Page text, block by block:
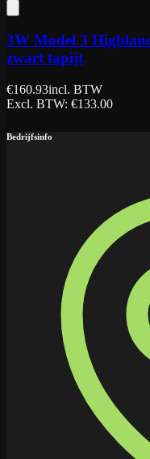
3W Model 3
zwart tapijt
€160.93incl. BTW
Excl. BTW: €133.00
Bedrijfsinfo